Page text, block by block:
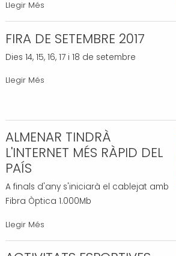
SIGNATURA
DECRET
REFERÈNDUM
Llegir Més
FIRA DE SETEMBRE 2017
Dies 14, 15, 16, 17 i 18 de setembre
FIRA
2017
-
Llegir Més
ALMENAR TINDRÀ
L'INTERNET MÉS RÀPID DEL
PAÍS
A finals d'any s'iniciarà el cablejat amb
Fibra Òptica 1.000Mb
ALMENAR
TINDRÀ
L'INTERNET
Llegir Més